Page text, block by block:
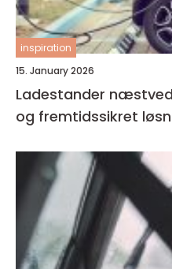
inspiration
15. January 2026
Ladestander næstved sådan får du en sikker
og fremtidssikret